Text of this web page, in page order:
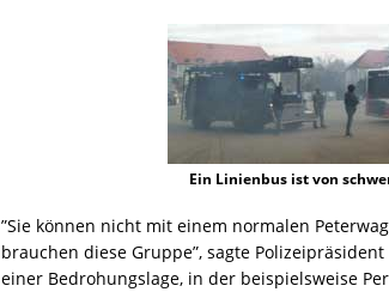
Ein Linienbus ist von
”Sie können nicht mit einem normalen
brauchen diese Gruppe”, sagte
einer Bedrohungslage, in der beispielsweise